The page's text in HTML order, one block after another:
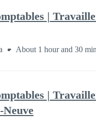
|
About 1 hour and 30
|